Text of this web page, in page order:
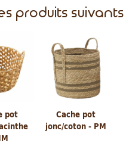
produits suivants
pot
Cache pot
jonc/coton - PM